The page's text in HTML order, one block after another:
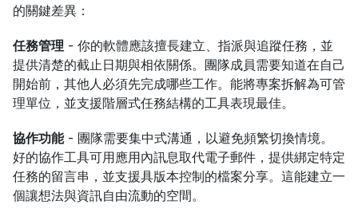
的關鍵差異：
任務管理 - 你的軟體應該擅長建立、指派與追蹤任務，並
提供清楚的截止日期與相依關係。團隊成員需要知道在自己
開始前，其他人必須先完成哪些工作。能將專案拆解為可管
理單位，並支援階層式任務結構的工具表現最佳。
協作功能 - 團隊需要集中式溝通，以避免頻繁切換情境。
好的協作工具可用應用內訊息取代電子郵件，提供綁定特定
任務的留言串，並支援具版本控制的檔案分享。這能建立一
個讓想法與資訊自由流動的空間。